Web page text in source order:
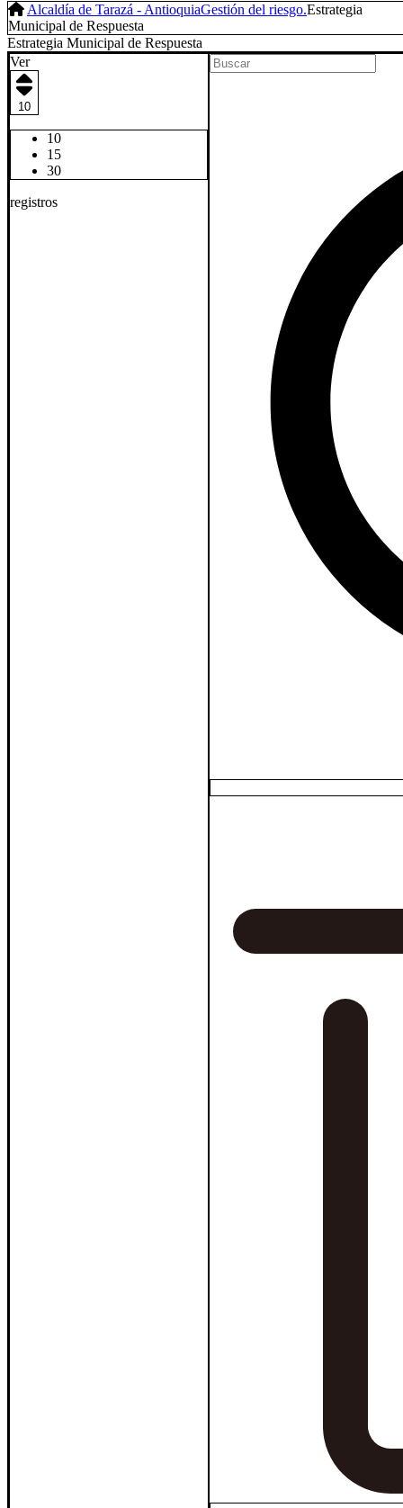
Alcaldía de Tarazá - AntioquiaGestión del riesgo.Estrategia
Municipal de Respuesta
Estrategia Municipal de Respuesta​
Ver
10
10
15
30
registros